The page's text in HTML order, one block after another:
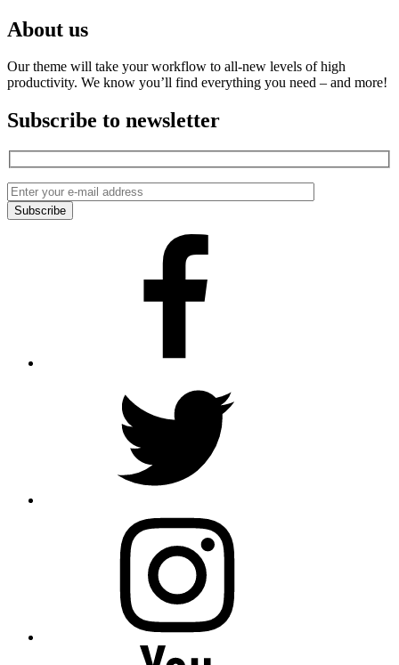
About us
Our theme will take your workflow to all-new levels of high
productivity. We know you’ll find everything you need – and more!
Subscribe to newsletter